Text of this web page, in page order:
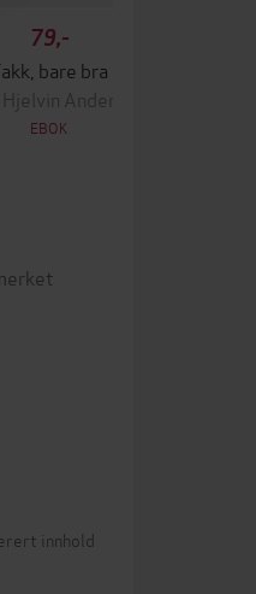
79,-
bare bra
Andersen
EBOK
innhold